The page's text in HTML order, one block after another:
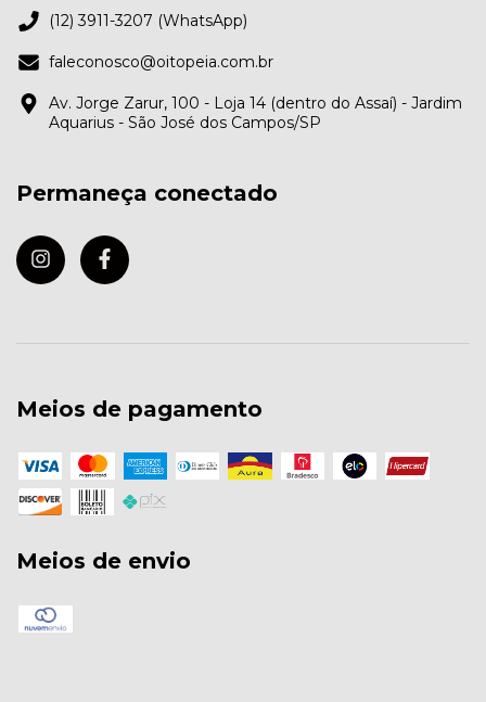
(12) 3911-3207 (WhatsApp)
faleconosco@oitopeia.com.br
Av. Jorge Zarur, 100 - Loja 14 (dentro do Assaí) - Jardim
Aquarius - São José dos Campos/SP
Permaneça conectado
Meios de pagamento
Meios de envio